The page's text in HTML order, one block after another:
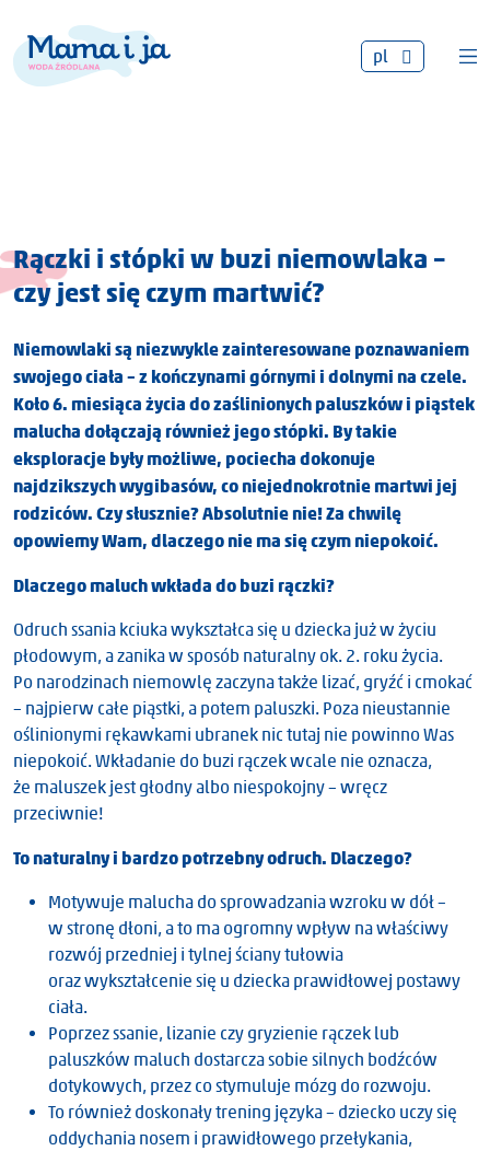
pl
Rączki i stópki w buzi niemowlaka –
czy jest się czym martwić?
Niemowlaki są niezwykle zainteresowane poznawaniem
swojego ciała – z kończynami górnymi i dolnymi na czele.
Koło 6. miesiąca życia do zaślinionych paluszków i piąstek
malucha dołączają również jego stópki. By takie
eksploracje były możliwe, pociecha dokonuje
najdzikszych wygibasów, co niejednokrotnie martwi jej
rodziców. Czy słusznie? Absolutnie nie! Za chwilę
opowiemy Wam, dlaczego nie ma się czym niepokoić.
Dlaczego maluch wkłada do buzi rączki?
Odruch ssania kciuka wykształca się u dziecka już w życiu
płodowym, a zanika w sposób naturalny ok. 2. roku życia.
Po narodzinach niemowlę zaczyna także lizać, gryźć i cmokać
– najpierw całe piąstki, a potem paluszki. Poza nieustannie
oślinionymi rękawkami ubranek nic tutaj nie powinno Was
niepokoić. Wkładanie do buzi rączek wcale nie oznacza,
że maluszek jest głodny albo niespokojny – wręcz
przeciwnie!
To naturalny i bardzo potrzebny odruch. Dlaczego?
Motywuje malucha do sprowadzania wzroku w dół –
w stronę dłoni, a to ma ogromny wpływ na właściwy
rozwój przedniej i tylnej ściany tułowia
oraz wykształcenie się u dziecka prawidłowej postawy
ciała.
Poprzez ssanie, lizanie czy gryzienie rączek lub
paluszków maluch dostarcza sobie silnych bodźców
dotykowych, przez co stymuluje mózg do rozwoju.
To również doskonały trening języka – dziecko uczy się
oddychania nosem i prawidłowego przełykania,